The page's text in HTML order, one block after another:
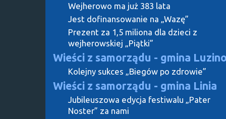
Wejherowo ma już 383 lata
Jest dofinansowanie na „Wazę”
Prezent za 1,5 miliona dla dzieci z
wejherowskiej „Piątki”
Wieści z samorządu - gmina
Kolejny sukces „Biegów po zdrowie”
Wieści z samorządu - gmina Linia
Jubileuszowa edycja festiwalu „Pater
Noster” za nami